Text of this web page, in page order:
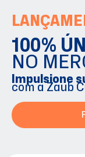
100%
NO
Impulsione
com a Zaub